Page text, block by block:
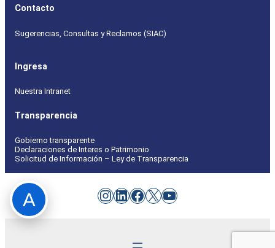
Contacto
Sugerencias, Consultas y Reclamos (SIAC)
Ingresa
Nuestra Intranet
Transparencia
Gobierno transparente
Declaraciones de Interes o Patrimonio
Solicitud de Información – Ley de Transparencia
Instagram
LinkedIn
Facebook
X YouTube
A